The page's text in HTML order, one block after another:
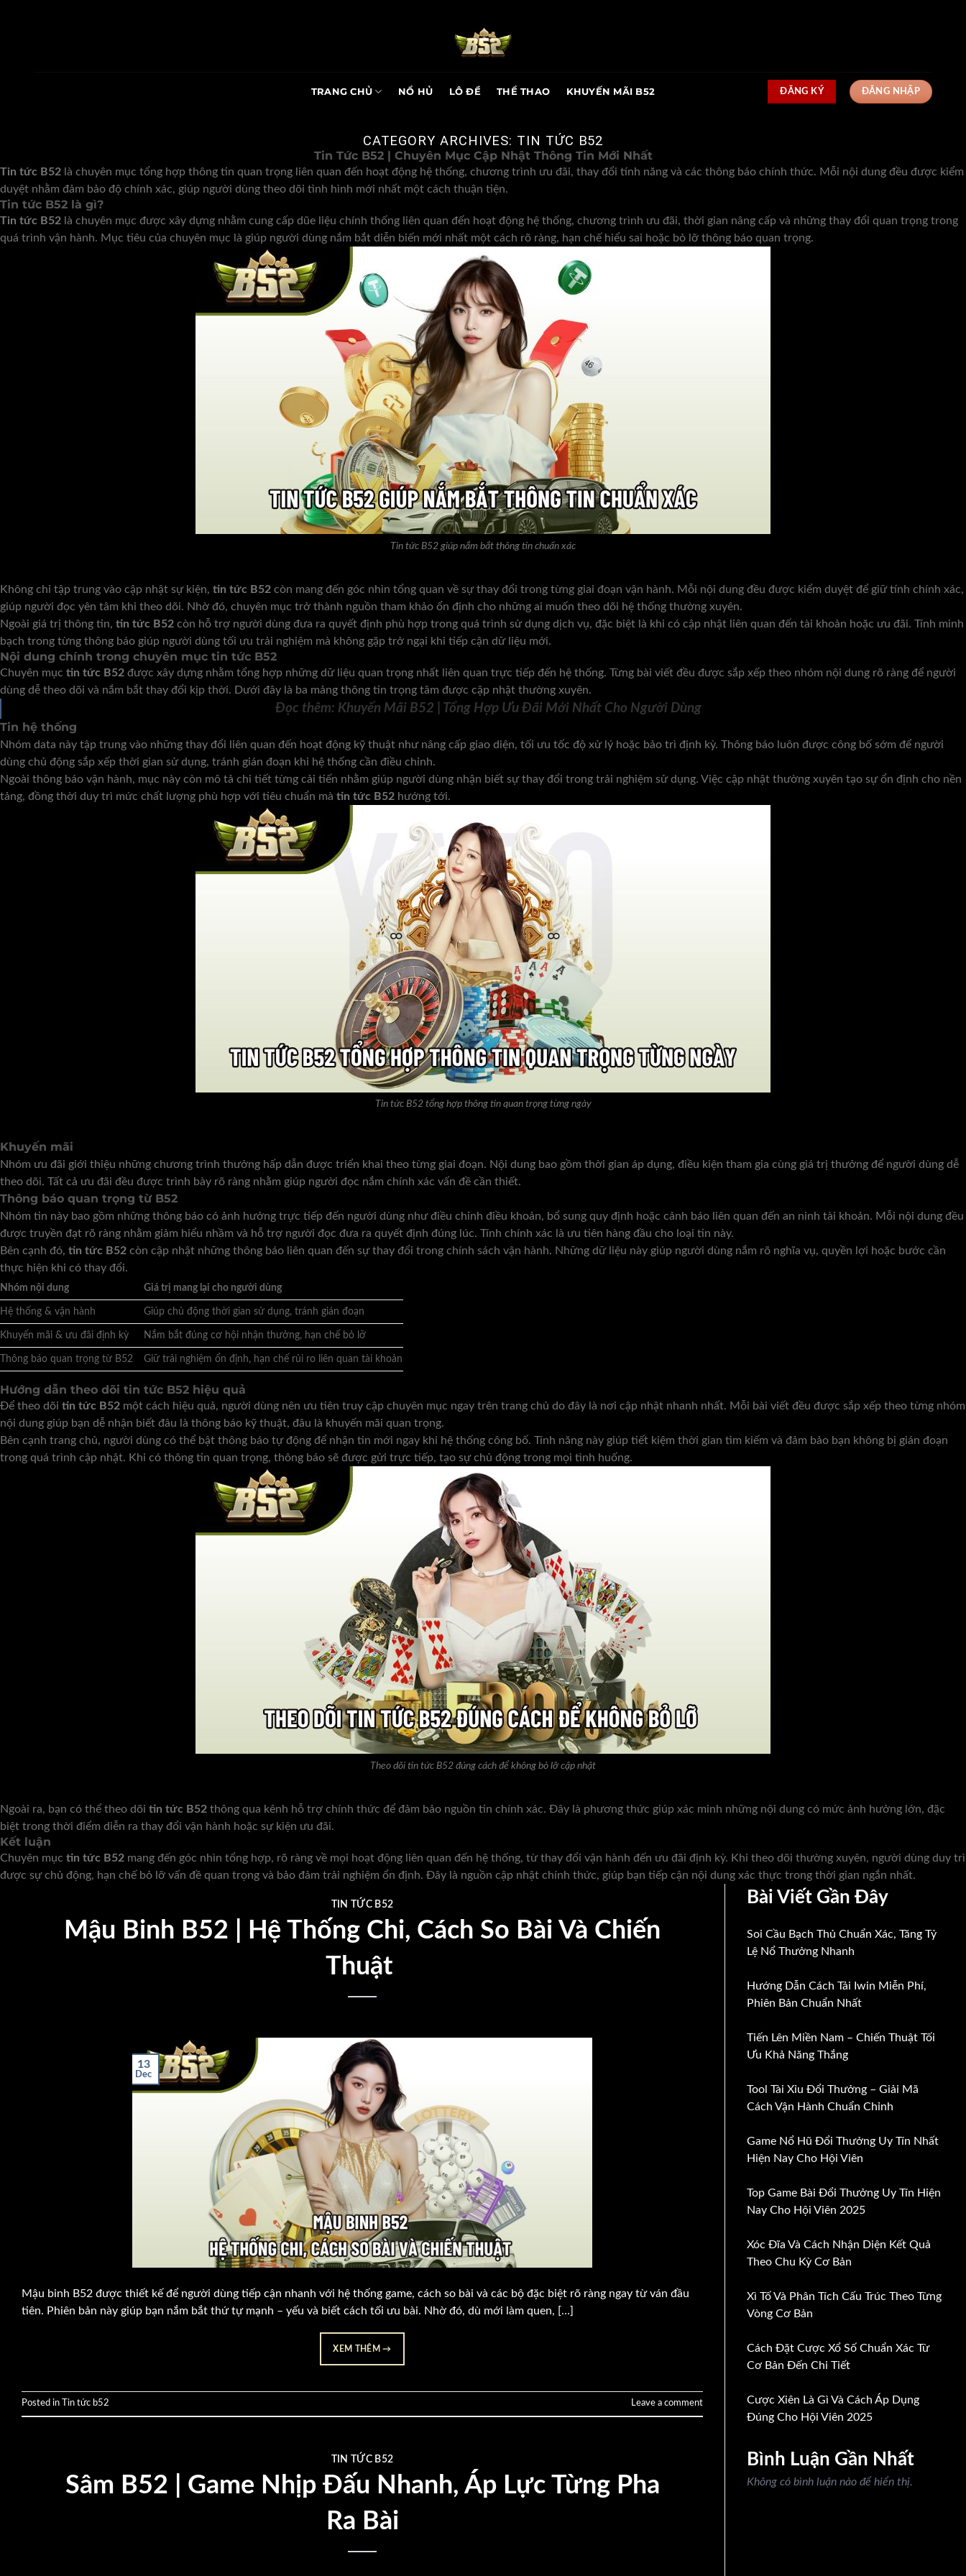
TRANG CHỦ NỔ HỦ LÔ ĐỀ THỂ THAO KHUYẾN MÃI B52 ĐĂNG KÝ ĐĂNG NHẬP
CATEGORY ARCHIVES: TIN TỨC B52
Tin Tức B52 | Chuyên Mục Cập Nhật Thông Tin Mới Nhất
Tin tức B52 là chuyên mục tổng hợp thông tin quan trọng liên quan đến hoạt động hệ thống, chương trình ưu đãi, thay đổi tính năng và các thông báo chính thức. Mỗi nội dung đều được kiểm
duyệt nhằm đảm bảo độ chính xác, giúp người dùng theo dõi tình hình mới nhất một cách thuận tiện.
Tin tức B52 là gì?
Tin tức B52 là chuyên mục được xây dựng nhằm cung cấp dũe liệu chính thống liên quan đến hoạt động hệ thống, chương trình ưu đãi, thời gian nâng cấp và những thay đổi quan trọng trong
quá trình vận hành. Mục tiêu của chuyên mục là giúp người dùng nắm bắt diễn biến mới nhất một cách rõ ràng, hạn chế hiểu sai hoặc bỏ lỡ thông báo quan trọng.
Tin tức B52 giúp nắm bắt thông tin chuẩn xác
Không chỉ tập trung vào cập nhật sự kiện, tin tức B52 còn mang đến góc nhìn tổng quan về sự thay đổi trong từng giai đoạn vận hành. Mỗi nội dung đều được kiểm duyệt để giữ tính chính xác,
giúp người đọc yên tâm khi theo dõi. Nhờ đó, chuyên mục trở thành nguồn tham khảo ổn định cho những ai muốn theo dõi hệ thống thường xuyên.
Ngoài giá trị thông tin, tin tức B52 còn hỗ trợ người dùng đưa ra quyết định phù hợp trong quá trình sử dụng dịch vụ, đặc biệt là khi có cập nhật liên quan đến tài khoản hoặc ưu đãi. Tính minh
bạch trong từng thông báo giúp người dùng tối ưu trải nghiệm mà không gặp trở ngại khi tiếp cận dữ liệu mới.
Nội dung chính trong chuyên mục tin tức B52
Chuyên mục tin tức B52 được xây dựng nhằm tổng hợp những dữ liệu quan trọng nhất liên quan trực tiếp đến hệ thống. Từng bài viết đều được sắp xếp theo nhóm nội dung rõ ràng để người
dùng dễ theo dõi và nắm bắt thay đổi kịp thời. Dưới đây là ba mảng thông tin trọng tâm được cập nhật thường xuyên.
Đọc thêm: Khuyến Mãi B52 | Tổng Hợp Ưu Đãi Mới Nhất Cho Người Dùng
Tin hệ thống
Nhóm data này tập trung vào những thay đổi liên quan đến hoạt động kỹ thuật như nâng cấp giao diện, tối ưu tốc độ xử lý hoặc bảo trì định kỳ. Thông báo luôn được công bố sớm để người
dùng chủ động sắp xếp thời gian sử dụng, tránh gián đoạn khi hệ thống cần điều chỉnh.
Ngoài thông báo vận hành, mục này còn mô tả chi tiết từng cải tiến nhằm giúp người dùng nhận biết sự thay đổi trong trải nghiệm sử dụng. Việc cập nhật thường xuyên tạo sự ổn định cho nền
tảng, đồng thời duy trì mức chất lượng phù hợp với tiêu chuẩn mà tin tức B52 hướng tới.
Tin tức B52 tổng hợp thông tin quan trọng từng ngày
Khuyến mãi
Nhóm ưu đãi giới thiệu những chương trình thưởng hấp dẫn được triển khai theo từng giai đoạn. Nội dung bao gồm thời gian áp dụng, điều kiện tham gia cùng giá trị thưởng để người dùng dễ
theo dõi. Tất cả ưu đãi đều được trình bày rõ ràng nhằm giúp người đọc nắm chính xác vấn đề cần thiết.
Thông báo quan trọng từ B52
Nhóm tin này bao gồm những thông báo có ảnh hưởng trực tiếp đến người dùng như điều chỉnh điều khoản, bổ sung quy định hoặc cảnh báo liên quan đến an ninh tài khoản. Mỗi nội dung đều
được truyền đạt rõ ràng nhằm giảm hiểu nhầm và hỗ trợ người đọc đưa ra quyết định đúng lúc. Tính chính xác là ưu tiên hàng đầu cho loại tin này.
Bên cạnh đó, tin tức B52 còn cập nhật những thông báo liên quan đến sự thay đổi trong chính sách vận hành. Những dữ liệu này giúp người dùng nắm rõ nghĩa vụ, quyền lợi hoặc bước cần
thực hiện khi có thay đổi.
Nhóm nội dung Giá trị mang lại cho người dùng
Hệ thống & vận hành Giúp chủ động thời gian sử dụng, tránh gián đoạn
Khuyến mãi & ưu đãi định kỳ Nắm bắt đúng cơ hội nhận thưởng, hạn chế bỏ lỡ
Thông báo quan trọng từ B52 Giữ trải nghiệm ổn định, hạn chế rủi ro liên quan tài khoản
Hướng dẫn theo dõi tin tức B52 hiệu quả
Để theo dõi tin tức B52 một cách hiệu quả, người dùng nên ưu tiên truy cập chuyên mục ngay trên trang chủ do đây là nơi cập nhật nhanh nhất. Mỗi bài viết đều được sắp xếp theo từng nhóm
nội dung giúp bạn dễ nhận biết đâu là thông báo kỹ thuật, đâu là khuyến mãi quan trọng.
Bên cạnh trang chủ, người dùng có thể bật thông báo tự động để nhận tin mới ngay khi hệ thống công bố. Tính năng này giúp tiết kiệm thời gian tìm kiếm và đảm bảo bạn không bị gián đoạn
trong quá trình cập nhật. Khi có thông tin quan trọng, thông báo sẽ được gửi trực tiếp, tạo sự chủ động trong mọi tình huống.
Theo dõi tin tức B52 đúng cách để không bỏ lỡ cập nhật
Ngoài ra, bạn có thể theo dõi tin tức B52 thông qua kênh hỗ trợ chính thức để đảm bảo nguồn tin chính xác. Đây là phương thức giúp xác minh những nội dung có mức ảnh hưởng lớn, đặc
biệt trong thời điểm diễn ra thay đổi vận hành hoặc sự kiện ưu đãi.
Kết luận
Chuyên mục tin tức B52 mang đến góc nhìn tổng hợp, rõ ràng về mọi hoạt động liên quan đến hệ thống, từ thay đổi vận hành đến ưu đãi định kỳ. Khi theo dõi thường xuyên, người dùng duy trì
được sự chủ động, hạn chế bỏ lỡ vấn đề quan trọng và bảo đảm trải nghiệm ổn định. Đây là nguồn cập nhật chính thức, giúp bạn tiếp cận nội dung xác thực trong thời gian ngắn nhất.
TIN TỨC B52
Mậu Binh B52 | Hệ Thống Chi, Cách So Bài Và Chiến
Thuật
13
Dec
Mậu binh B52 được thiết kế để người dùng tiếp cận nhanh với hệ thống game, cách so bài và các bộ đặc biệt rõ ràng ngay từ ván đầu
tiên. Phiên bản này giúp bạn nắm bắt thứ tự mạnh – yếu và biết cách tối ưu bài. Nhờ đó, dù mới làm quen, […]
XEM THÊM→
Posted in Tin tức b52 Leave a comment
TIN TỨC B52
Sâm B52 | Game Nhịp Đấu Nhanh, Áp Lực Từng Pha
Ra Bài
Bài Viết Gần Đây
Soi Cầu Bạch Thủ Chuẩn Xác, Tăng Tỷ
Lệ Nổ Thưởng Nhanh
Hướng Dẫn Cách Tải Iwin Miễn Phí,
Phiên Bản Chuẩn Nhất
Tiến Lên Miền Nam – Chiến Thuật Tối
Ưu Khả Năng Thắng
Tool Tài Xỉu Đổi Thưởng – Giải Mã
Cách Vận Hành Chuẩn Chỉnh
Game Nổ Hũ Đổi Thưởng Uy Tín Nhất
Hiện Nay Cho Hội Viên
Top Game Bài Đổi Thưởng Uy Tín Hiện
Nay Cho Hội Viên 2025
Xóc Đĩa Và Cách Nhận Diện Kết Quả
Theo Chu Kỳ Cơ Bản
Xì Tố Và Phân Tích Cấu Trúc Theo Từng
Vòng Cơ Bản
Cách Đặt Cược Xổ Số Chuẩn Xác Từ
Cơ Bản Đến Chi Tiết
Cược Xiên Là Gì Và Cách Áp Dụng
Đúng Cho Hội Viên 2025
Bình Luận Gần Nhất
Không có bình luận nào để hiển thị.